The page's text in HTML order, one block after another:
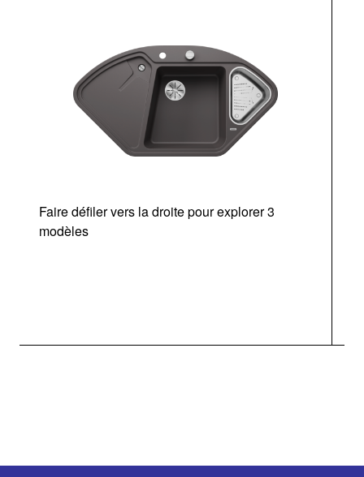
Faire défiler vers la droite pour explorer 3
modèles